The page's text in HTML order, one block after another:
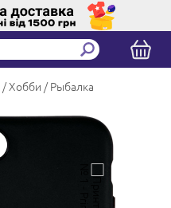
Хобби Рыбалка